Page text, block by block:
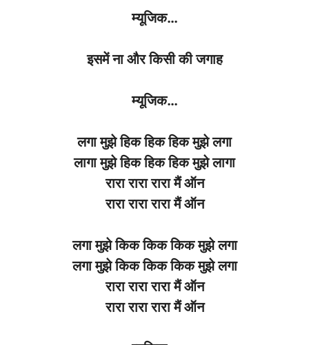
म्यूजिक…
इसमें ना और किसी की जगाह
म्यूजिक…
लगा मुझे हिक हिक हिक मुझे लगा
लागा मुझे हिक हिक हिक मुझे लागा
रारा रारा रारा मैं ऑन
रारा रारा रारा मैं ऑन
लगा मुझे किक किक किक मुझे लगा
लगा मुझे किक किक किक मुझे लगा
रारा रारा रारा मैं ऑन
रारा रारा रारा मैं ऑन